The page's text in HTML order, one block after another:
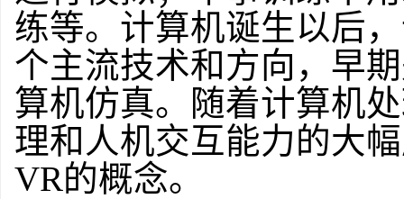
练等。计算机诞生以后
个主流技术和方向，早
算机仿真。随着计算机
理和人机交互能力的大
VR的概念。